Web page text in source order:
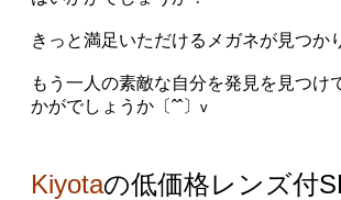
きっと満足いただけるメガネが見つか
もう一人の素敵な自分を発見を見つけ
かがでしょうか〔ˆˆ〕v
Kiyotaの低価格レンズ付